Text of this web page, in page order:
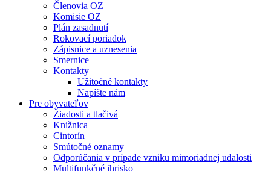
Členovia OZ
Komisie OZ
Plán zasadnutí
Rokovací poriadok
Zápisnice a uznesenia
Smernice
Kontakty
Užitočné kontakty
Napíšte nám
Pre obyvateľov
Žiadosti a tlačivá
Knižnica
Cintorín
Smútočné oznamy
Odporúčania v prípade vzniku mimoriadnej udalosti
Multifunkčné ihrisko